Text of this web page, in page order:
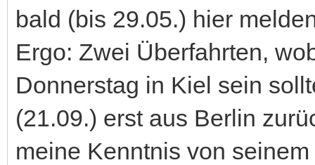
bald (bis 29.05.) hier
Ergo: Zwei Überfahrten,
Donnerstag in Kiel sein
(21.09.) erst aus Berlin
meine Kenntnis von